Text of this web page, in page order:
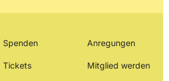
Spenden
Tickets
Anregungen
Mitglied werden